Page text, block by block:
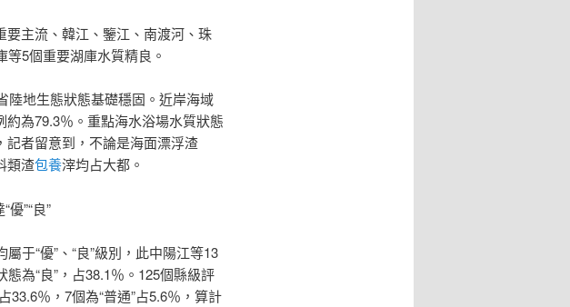
要主流、韓江、鑒江、南渡河、珠
5個重要湖庫水質精良。
陸地生態狀態基礎穩固。近岸海域
為79.3％。重點海水浴場水質狀態
者留意到，不論是海面漂浮渣
類渣包養滓均占大都。
優”“良”
屬于“優”、“良”級別，此中陽江等13
為“良”，占38.1％。125個縣級評
33.6％，7個為“普通”占5.6％，算計